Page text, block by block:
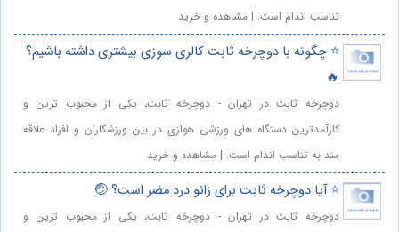
تناسب اندام است. | مشاهده و خرید
⭐️ چگونه با دوچرخه ثابت کالری سوزی بیشتری داشته باشیم؟
🔥
دوچرخه ثابت در تهران - دوچرخه ثابت، یکی از محبوب ترین و
کارآمدترین دستگاه های ورزشی هوازی در بین ورزشکاران و افراد علاقه
مند به تناسب اندام است. | مشاهده و خرید
⭐️ آیا دوچرخه ثابت برای زانو درد مضر است؟ 🤕
دوچرخه ثابت در تهران - دوچرخه ثابت، یکی از محبوب ترین و